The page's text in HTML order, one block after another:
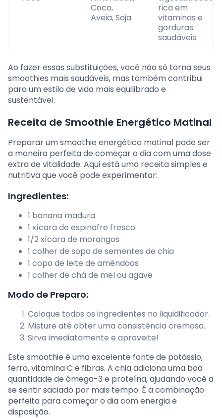
Coco,
Aveia, Soja
rica em
vitaminas e
gorduras
saudáveis.
Ao fazer essas substituições, você não só torna seus
smoothies mais saudáveis, mas também contribui
para um estilo de vida mais equilibrado e
sustentável.
Receita de Smoothie Energético Matinal
Preparar um smoothie energético matinal pode ser
a maneira perfeita de começar o dia com uma dose
extra de vitalidade. Aqui está uma receita simples e
nutritiva que você pode experimentar:
Ingredientes:
1 banana madura
1 xícara de espinafre fresco
1/2 xícara de morangos
1 colher de sopa de sementes de chia
1 copo de leite de amêndoas
1 colher de chá de mel ou agave
Modo de Preparo:
Coloque todos os ingredientes no liquidificador.
Misture até obter uma consistência cremosa.
Sirva imediatamente e aproveite!
Este smoothie é uma excelente fonte de potássio,
ferro, vitamina C e fibras. A chia adiciona uma boa
quantidade de ômega-3 e proteína, ajudando você a
se sentir saciado por mais tempo. É a combinação
perfeita para começar o dia com energia e
disposição.